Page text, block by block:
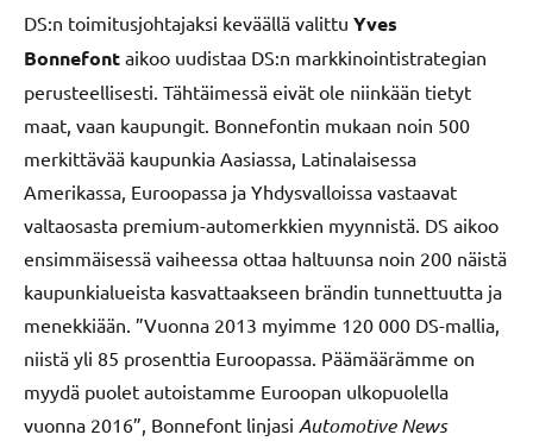
DS:n toimitusjohtajaksi keväällä valittu Yves
Bonnefont aikoo uudistaa DS:n markkinointistrategian
perusteellisesti. Tähtäimessä eivät ole niinkään tietyt
maat, vaan kaupungit. Bonnefontin mukaan noin 500
merkittävää kaupunkia Aasiassa, Latinalaisessa
Amerikassa, Euroopassa ja Yhdysvalloissa vastaavat
valtaosasta premium-automerkkien myynnistä. DS aikoo
ensimmäisessä vaiheessa ottaa haltuunsa noin 200 näistä
kaupunkialueista kasvattaakseen brändin tunnettuutta ja
menekkiään. ”Vuonna 2013 myimme 120 000 DS-mallia,
niistä yli 85 prosenttia Euroopassa. Päämäärämme on
myydä puolet autoistamme Euroopan ulkopuolella
vuonna 2016”, Bonnefont linjasi Automotive News